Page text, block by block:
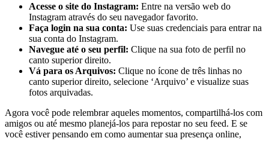
Acesse o site‌ do Instagram: Entre na versão web do
Instagram através do seu navegador favorito.
Faça login⁢ na sua ​conta: Use suas credenciais para ⁤entrar na
sua conta do⁢ Instagram.
Navegue até o ‌seu perfil: ⁣Clique⁤ na⁤ sua foto de⁤ perfil no‍
canto ⁣superior⁣ direito.
Vá para os‌ Arquivos: Clique no ícone de três linhas no
canto superior direito,‍ selecione ‘Arquivo’ ⁣e⁢ visualize suas
fotos arquivadas.
Agora você pode relembrar aqueles‌ momentos, compartilhá-los com⁤
amigos ou até mesmo​ planejá-los para‌ repostar⁤ no seu feed. E​ se
você estiver‍ pensando em como aumentar ⁢sua ​presença online,